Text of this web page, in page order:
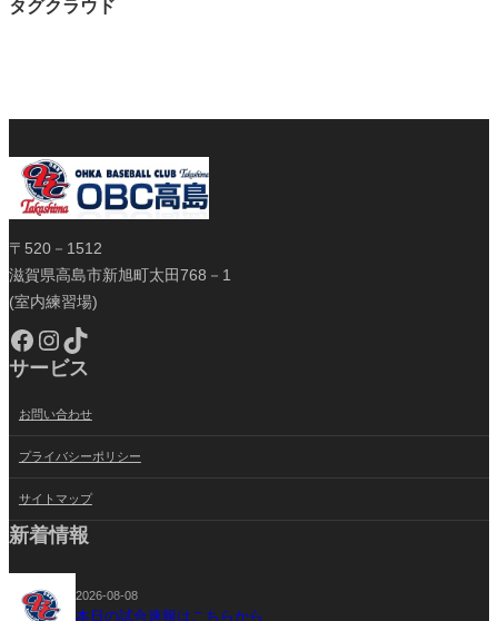
タグクラウド
〒520－1512
滋賀県高島市新旭町太田768－1
(室内練習場)
Facebook Instagram TikTok
サービス
お問い合わせ
プライバシーポリシー
サイトマップ
新着情報
2026-08-08
本日の試合速報はこちらから